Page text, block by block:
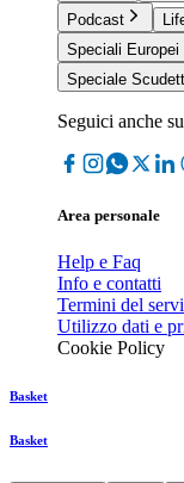
Podcast
Speciali Europei
Speciale
Seguici anche su
Area personale
Help e Faq
Info e contatti
Termini del
Utilizzo dati e
Cookie Policy
Basket
Basket